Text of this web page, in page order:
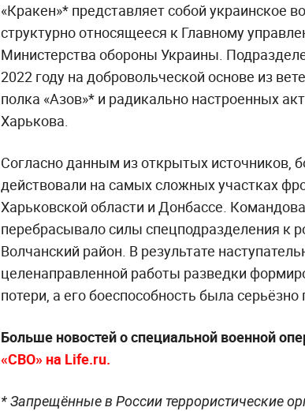
«Кракен»* представляет собой украинское
структурно относящееся к Главному
Министерства обороны Украины.
2022 году на добровольческой основе из
полка «Азов»* и радикально настроенных
Харькова.
Согласно данным из открытых источников,
действовали на самых сложных участках
Харьковской области и Донбассе.
перебрасывало силы спецподразделения к
Волчанский район. В результате
целенаправленной работы разведки
потери, а его боеспособность была серьёзно
Больше новостей о специальной военной
«СВО» на Life.ru.
* Запрещённые в России террористические